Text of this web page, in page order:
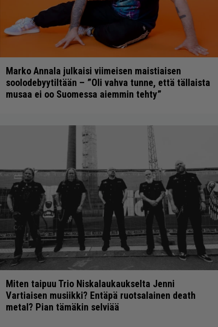
Marko Annala julkaisi viimeisen maistiaisen
soolodebyytiltään – ”Oli vahva tunne, että tällaista
musaa ei oo Suomessa aiemmin tehty”
Miten taipuu Trio Niskalaukaukselta Jenni
Vartiaisen musiikki? Entäpä ruotsalainen death
metal? Pian tämäkin selviää